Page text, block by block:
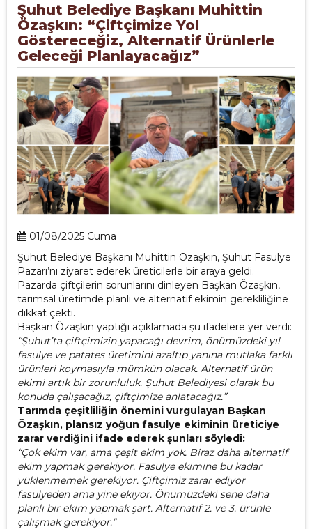
Şuhut Belediye Başkanı Muhittin
Özaşkın: “Çiftçimize Yol
Göstereceğiz, Alternatif Ürünlerle
Geleceği Planlayacağız”
01/08/2025 Cuma
Şuhut Belediye Başkanı Muhittin Özaşkın, Şuhut Fasulye
Pazarı’nı ziyaret ederek üreticilerle bir araya geldi.
Pazarda çiftçilerin sorunlarını dinleyen Başkan Özaşkın,
tarımsal üretimde planlı ve alternatif ekimin gerekliliğine
dikkat çekti.
Başkan Özaşkın yaptığı açıklamada şu ifadelere yer verdi:
“Şuhut’ta çiftçimizin yapacağı devrim, önümüzdeki yıl
fasulye ve patates üretimini azaltıp yanına mutlaka farklı
ürünleri koymasıyla mümkün olacak. Alternatif ürün
ekimi artık bir zorunluluk. Şuhut Belediyesi olarak bu
konuda çalışacağız, çiftçimize anlatacağız.”
Tarımda çeşitliliğin önemini vurgulayan Başkan
Özaşkın, plansız yoğun fasulye ekiminin üreticiye
zarar verdiğini ifade ederek şunları söyledi:
“Çok ekim var, ama çeşit ekim yok. Biraz daha alternatif
ekim yapmak gerekiyor. Fasulye ekimine bu kadar
yüklenmemek gerekiyor. Çiftçimiz zarar ediyor
fasulyeden ama yine ekiyor. Önümüzdeki sene daha
planlı bir ekim yapmak şart. Alternatif 2. ve 3. ürünle
çalışmak gerekiyor.”